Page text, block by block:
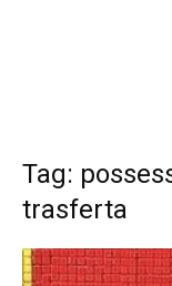
Tag:
trasferta